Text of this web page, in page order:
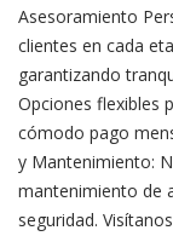
Asesoramiento
clientes en cada
garantizando
Opciones flexibles
cómodo pago
y Mantenimiento:
mantenimiento de
seguridad.